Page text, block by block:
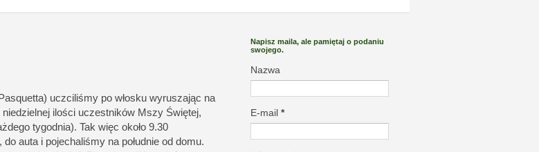
uczciliśmy po włosku wyruszając na
ilości uczestników Mszy Świętej,
tygodnia). Tak więc około 9.30
auta i pojechaliśmy na południe od domu.
Napisz maila, ale pamiętaj o podaniu
swojego.
Nazwa
E-mail *